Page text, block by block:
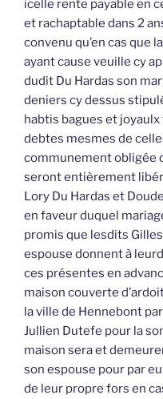
icelle rente payable en
et rachaptable dans 2
convenu qu’en cas que
ayant cause veuille cy
dudit Du Hardas son
deniers cy dessus
habtis bagues et
debtes mesmes de
communement obligée
seront entièrement
Lory Du Hardas et
en faveur duquel
promis que lesdits
espouse donnent à
ces présentes en
maison couverte
la ville de Hennebont
Jullien Dutefe pour la
maison sera et
son espouse pour par
de leur propre fors en